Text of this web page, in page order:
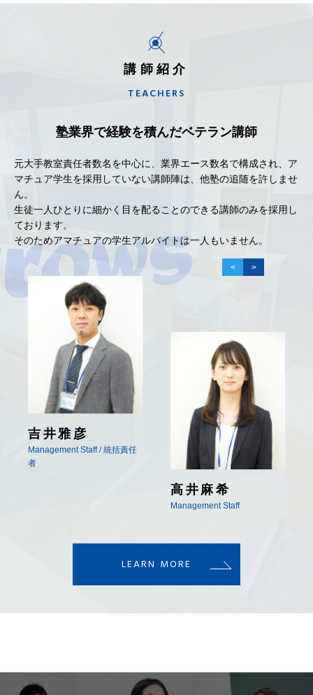
講師紹介
TEACHERS
塾業界で経験を積んだベテラン講師
元大手教室責任者数名を中心に、業界エース数名で構成され、ア
マチュア学生を採用していない講師陣は、他塾の追随を許しませ
ん。
生徒一人ひとりに細かく目を配ることのできる講師のみを採用し
ております。
そのためアマチュアの学生アルバイトは一人もいません。
阿久津一弥
小松川CS / 教室責任者
LEARN MORE